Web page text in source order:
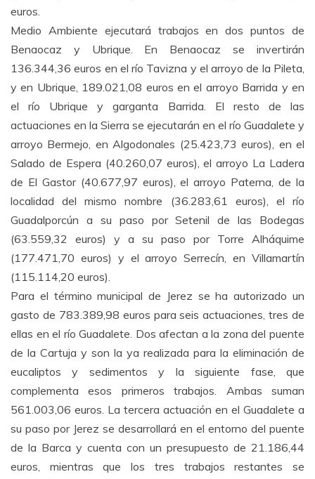
euros.
Medio Ambiente ejecutará trabajos en dos puntos de
Benaocaz y Ubrique. En Benaocaz se invertirán
136.344,36 euros en el río Tavizna y el arroyo de la Pileta,
y en Ubrique, 189.021,08 euros en el arroyo Barrida y en
el río Ubrique y garganta Barrida. El resto de las
actuaciones en la Sierra se ejecutarán en el río Guadalete y
arroyo Bermejo, en Algodonales (25.423,73 euros), en el
Salado de Espera (40.260,07 euros), el arroyo La Ladera
de El Gastor (40.677,97 euros), el arroyo Paterna, de la
localidad del mismo nombre (36.283,61 euros), el río
Guadalporcún a su paso por Setenil de las Bodegas
(63.559,32 euros) y a su paso por Torre Alháquime
(177.471,70 euros) y el arroyo Serrecín, en Villamartín
(115.114,20 euros).
Para el término municipal de Jerez se ha autorizado un
gasto de 783.389,98 euros para seis actuaciones, tres de
ellas en el río Guadalete. Dos afectan a la zona del puente
de la Cartuja y son la ya realizada para la eliminación de
eucaliptos y sedimentos y la siguiente fase, que
complementa esos primeros trabajos. Ambas suman
561.003,06 euros. La tercera actuación en el Guadalete a
su paso por Jerez se desarrollará en el entorno del puente
de la Barca y cuenta con un presupuesto de 21.186,44
euros, mientras que los tres trabajos restantes se